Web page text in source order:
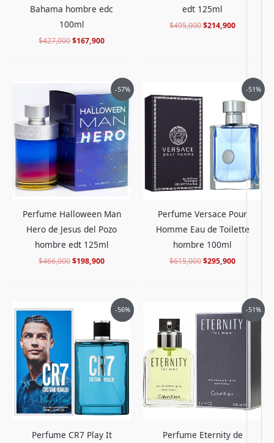
Bahama hombre edc
100ml
$427,000$167,900
edt 125ml
$495,000$214,900
-57%
Perfume Halloween Man
Hero de Jesus del Pozo
hombre edt 125ml
$466,000
precio
original
era:
$466,000.
$198,900
precio
actual
es:
$198,900.
-51%
Perfume Versace Pour
Homme Eau de Toilette
hombre 100ml
$615,000
precio
original
$615,000.
$295,900
precio
actual
es:
$295,900.
-56%
Perfume CR7 Play It
original
$422,000.
precio
actual
es:
$183,900.
-51%
Perfume Eternity de
precio
original
era:
$445,000.
precio
actual
es: